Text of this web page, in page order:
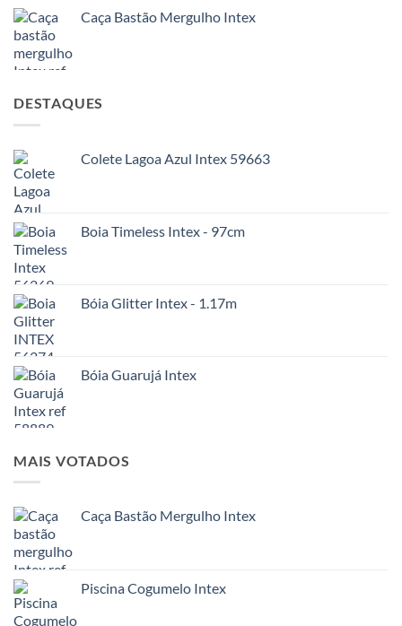
Caça Bastão Mergulho Intex
DESTAQUES
Colete Lagoa Azul Intex 59663
Boia Timeless Intex - 97cm
Bóia Glitter Intex - 1.17m
Bóia Guarujá Intex
MAIS VOTADOS
Caça Bastão Mergulho Intex
Piscina Cogumelo Intex